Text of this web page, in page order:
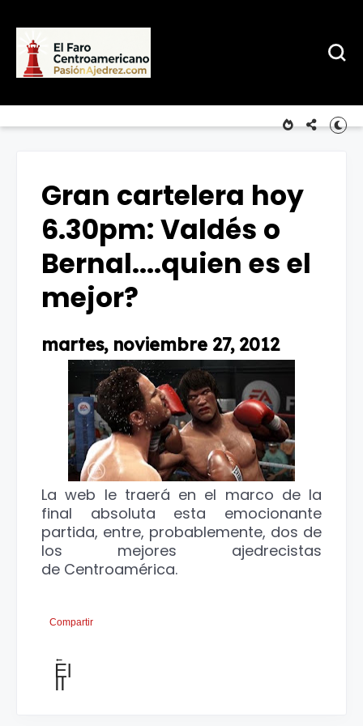
Gran cartelera hoy
6.30pm: Valdés o
Bernal....quien es el
mejor?
martes, noviembre 27, 2012
La web le traerá en el marco de la
final absoluta esta emocionante
partida, entre, probablemente, dos de
los mejores ajedrecistas
de Centroamérica.
Compartir
←
El
II